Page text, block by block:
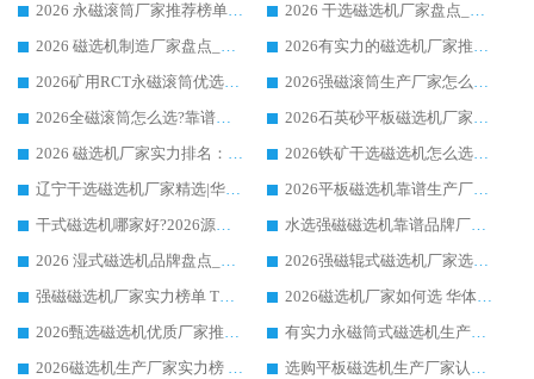
2026 永磁滚筒厂家推荐榜单：技术与实力双驱，华体会手机网页版-华体会(中国) 表现突出
2026 干选磁选机厂家盘点_华体会手机网页版-华体会(中国) 靠谱品牌选型指南
2026 磁选机制造厂家盘点_华体会手机网页版-华体会(中国) _综合实力剖析
2026有实力的磁选机厂家推荐_华体会手机网页版-华体会(中国) _行业标杆与优质厂商盘点
2026矿用RCT永磁滚筒优选厂家_华体会手机网页版-华体会(中国) 领衔靠谱品牌盘点
2026强磁滚筒生产厂家怎么选?行业口碑推荐华体会手机网页版-华体会(中国)
2026全磁滚筒怎么选?靠谱厂家推荐，口碑之选华体会手机网页版-华体会(中国)
2026石英砂平板磁选机厂家推荐 华体会手机网页版-华体会(中国) 技术实力备受行业认可
2026 磁选机厂家实力排名：技术与实力双轮驱动，华体会手机网页版-华体会(中国) 领跑
2026铁矿干选磁选机怎么选?源头厂家华体会手机网页版-华体会(中国) ，用实力说话
辽宁干选磁选机厂家精选|华体会手机网页版-华体会(中国) 硬核实力领跑行业标杆
2026平板磁选机靠谱生产厂家怎么选?行业标杆华体会手机网页版-华体会(中国) ，凭硬实力脱颖而出
干式磁选机哪家好?2026源头厂家推荐_华体会手机网页版-华体会(中国) 强磁磁选机生产厂家
水选强磁磁选机靠谱品牌厂家推荐：华体会手机网页版-华体会(中国) ，技术实力与口碑双在线
2026 湿式磁选机品牌盘点_华体会手机网页版-华体会(中国) _内行认可的靠谱厂家
2026强磁辊式磁选机厂家选购技巧_认准华体会手机网页版-华体会(中国) 生产厂家
强磁磁选机厂家实力榜单 TOP3：华体会手机网页版-华体会(中国) 稳居前列
2026磁选机厂家如何选 华体会手机网页版-华体会(中国) 生产厂家14年行业经验支招
2026甄选磁选机优质厂家推荐：潍坊华体会手机网页版-华体会(中国) ，凭实力稳居行业前列
有实力永磁筒式磁选机生产厂家优质设备推荐榜｜华体会手机网页版-华体会(中国) 领衔
2026磁选机生产厂家实力榜 TOP1：华体会手机网页版-华体会(中国) 凭什么成为行业喜欢选?
选购平板磁选机生产厂家认准华体会手机网页版-华体会(中国) 老牌生产厂家收获众多回头客